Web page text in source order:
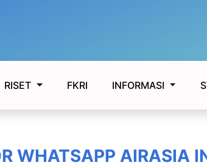
RISET FKRI INFORMASI
WHATSAPP AIRASIA